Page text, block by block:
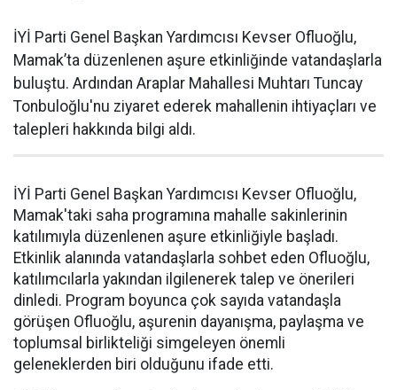
İYİ Parti Genel Başkan Yardımcısı Kevser Ofluoğlu,
Mamak’ta düzenlenen aşure etkinliğinde vatandaşlarla
buluştu. Ardından Araplar Mahallesi Muhtarı Tuncay
Tonbuloğlu'nu ziyaret ederek mahallenin ihtiyaçları ve
talepleri hakkında bilgi aldı.
İYİ Parti Genel Başkan Yardımcısı Kevser Ofluoğlu,
Mamak'taki saha programına mahalle sakinlerinin
katılımıyla düzenlenen aşure etkinliğiyle başladı.
Etkinlik alanında vatandaşlarla sohbet eden Ofluoğlu,
katılımcılarla yakından ilgilenerek talep ve önerileri
dinledi. Program boyunca çok sayıda vatandaşla
görüşen Ofluoğlu, aşurenin dayanışma, paylaşma ve
toplumsal birlikteliği simgeleyen önemli
geleneklerden biri olduğunu ifade etti.